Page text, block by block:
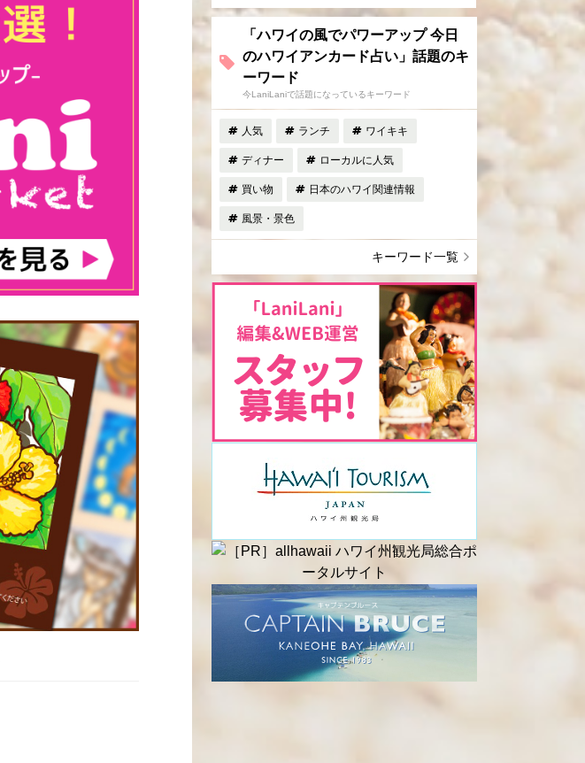
「ハワイの風でパワーアップ 今日
のハワイアンカード占い」話題のキ
ーワード
今LaniLaniで話題になっているキーワード
人気 ランチ ワイキキ
ディナー ローカルに人気
買い物 日本のハワイ関連情報
風景・景色
キーワード一覧